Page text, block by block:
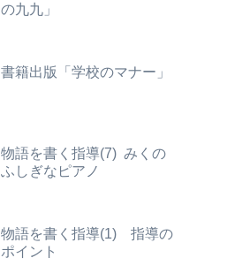
の九九」
書籍出版「学校のマナー」
物語を書く指導(7) みくの
ふしぎなピアノ
物語を書く指導(1) 指導の
ポイント